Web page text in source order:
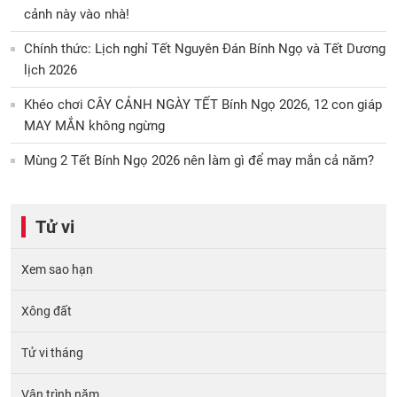
cảnh này vào nhà!
Chính thức: Lịch nghỉ Tết Nguyên Đán Bính Ngọ và Tết Dương
lịch 2026
Khéo chơi CÂY CẢNH NGÀY TẾT Bính Ngọ 2026, 12 con giáp
MAY MẮN không ngừng
Mùng 2 Tết Bính Ngọ 2026 nên làm gì để may mắn cả năm?
Tử vi
Xem sao hạn
Xông đất
Tử vi tháng
Vận trình năm